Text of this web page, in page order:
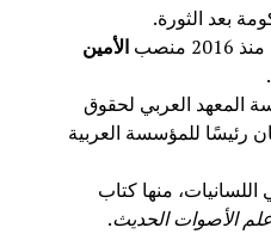
بعد الثورة.
منصب
الأمين
.
المعهد العربي لحقوق
وكان رئيسًا للمؤسسة العربية
منها كتاب
الأصوات الحديث.